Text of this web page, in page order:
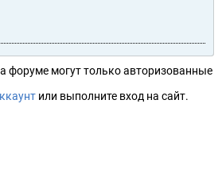
форуме могут только авторизованные
или выполните вход на сайт.